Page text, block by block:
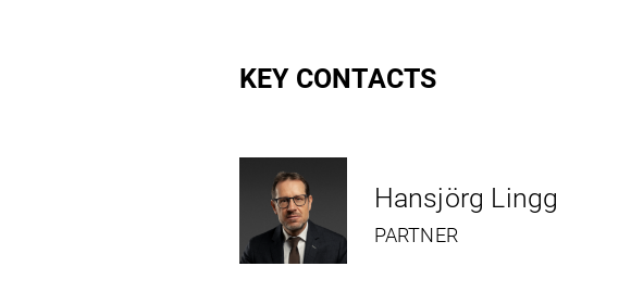
KEY CONTACTS
Hansjörg Lingg
PARTNER